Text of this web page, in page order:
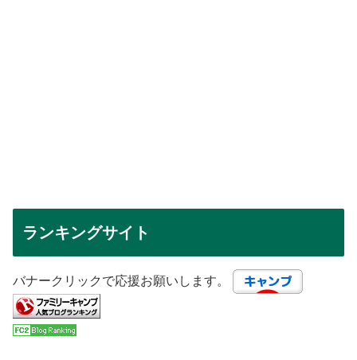
ランキングサイト
バナークリックで応援お願いします。